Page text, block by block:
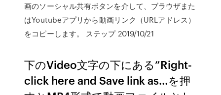
画のソーシャル共有ボタンを介して、ブラウザまた
はYoutubeアプリから動画リンク（URLアドレス）
をコピーします。 ステップ 2019/10/21
下のVideo文字の下にある”Right-
click here and Save link as…を押